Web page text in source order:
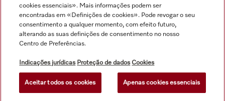
© Miele & Cie. KG.
cookies essenciais». Mais informações podem ser
encontradas em «Definições de cookies». Pode revogar o seu
consentimento a qualquer momento, com efeito futuro,
alterando as suas definições de consentimento no nosso
Centro de Preferências.
Indicações jurídicas Proteção de dados Cookies
Aceitar todos os cookies Apenas cookies essenciais